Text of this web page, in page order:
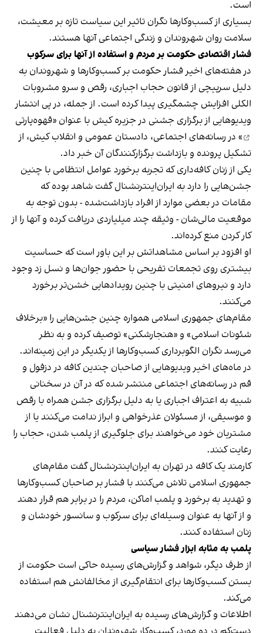
است.
بسیاری از کسب‌وکارها نگران تاثیر این سیاست‌ تازه بر معیشت،
سلامت روان شهروندان و زندگی اجتماعی آنها هستند.
فشار اقتصادی حکومت بر مردم و استفاده از آنها برای سرکوب
در هفته‌های اخیر فشار حکومت بر کسب‌وکارها و شهروندان به
دلیل سرپیچی از قانون حجاب اجباری، رقص و سرو مشروبات
الکلی افزایش چشمگیری پیدا کرده است. از جمله، در پی انتشار
ویدیوهایی از برگزاری جشنی در جزیره کیش با عنوان «قهوه‌پارتی
» در رسانه‌های اجتماعی، دادستان عمومی و انقلاب کیش، از
تشکیل پرونده و بازداشت برگزارکنندگان آن خبر داد.
یکی از زنان کافه‌داری که تجربه برخورد عوامل انتظامی با چنین
جشن‌هایی را دارد به ایران‌اینترنشنال گفت شاهد بوده که
مقامات در بعضی موارد از افراد بازداشت‌‌شده - بدون توجه به
موقعیت مالی‌شان - وثیقه چند میلیاردی دریافت کرده و آنها را از
کار کردن منع کرده‌اند.
او افزود بر اساس مشاهداتش بر این باور است که حساسیت
بیشتری روی تجمعات تفریحی با حضور جوان‌ها و نسل زد وجود
دارد و نیروهای امنیتی با چنین رویدادهایی خشن‌تر برخورد
می‌کنند.
مقام‌های جمهوری اسلامی همواره چنین جشن‌هایی را «برخلاف
شئونات اسلامی» و «هنجارشکنی» توصیف کرده و به نظر
می‌رسد نگران الگوبرداری کسب‌وکارها از یکدیگر در این زمینه‌اند.
در ماه‌های اخیر ویدیوهایی از صاحبان چندین کافه در دزفول و
قم در رسانه‌های اجتماعی منتشر شده که در آن در سخنانی
شبیه به اعتراف اجباری یا به دلیل برگزاری جشن همراه با رقص
و موسیقی، از مسئولان عذرخواهی و ابراز ندامت می‌کنند یا از
مشتریان خود می‌خواهند برای جلوگیری از پلمب شدن، حجاب را
رعایت کنند.
کارمند یک کافه در تهران به ایران‌اینترنشنال گفت مقام‌های
جمهوری اسلامی تلاش می‌کنند با فشار بر صاحبان کسب‌وکارها
و تهدید به برخورد و پلمب اماکن، مردم را در برابر هم قرار دهند
و از آنها به عنوان وسیله‌ای برای سرکوب و سانسور خودشان و
زنان استفاده کنند.
پلمب به مثابه ابزار فشار سیاسی
از طرف دیگر، شواهد و گزارش‌های رسیده حاکی است حکومت از
بستن کسب‌وکارها برای انتقام‌گیری از مخالفانش هم استفاده
می‌کند.
اطلاعات و گزارش‌های رسیده به ایران‌اینترنشنال نشان می‌دهند